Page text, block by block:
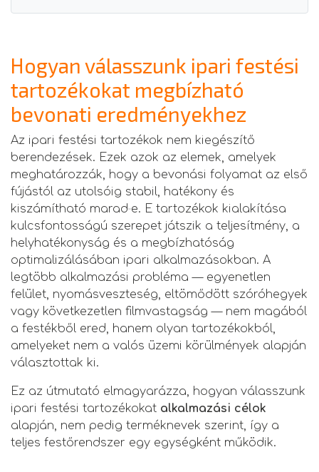
Hogyan válasszunk ipari festési
tartozékokat megbízható
bevonati eredményekhez
Az ipari festési tartozékok nem kiegészítő
berendezések. Ezek azok az elemek, amelyek
meghatározzák, hogy a bevonási folyamat az első
fújástól az utolsóig stabil, hatékony és
kiszámítható marad‑e. E tartozékok kialakítása
kulcsfontosságú szerepet játszik a teljesítmény, a
helyhatékonyság és a megbízhatóság
optimalizálásában ipari alkalmazásokban. A
legtöbb alkalmazási probléma — egyenetlen
felület, nyomásveszteség, eltömődött szóróhegyek
vagy következetlen filmvastagság — nem magából
a festékből ered, hanem olyan tartozékokból,
amelyeket nem a valós üzemi körülmények alapján
választottak ki.
Ez az útmutató elmagyarázza, hogyan válasszunk
ipari festési tartozékokat alkalmazási célok
alapján, nem pedig terméknevek szerint, így a
teljes festőrendszer egy egységként működik.